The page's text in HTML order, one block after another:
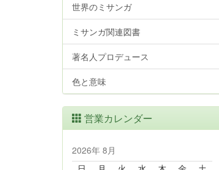
世界のミサンガ
ミサンガ関連図書
著名人プロデュース
色と意味
営業カレンダー
2026年 8月